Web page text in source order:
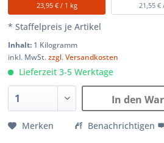
23,95 € / 1 kg 21,55 €
* Staffelpreis je Artikel
Inhalt: 1 Kilogramm
inkl. MwSt.zzgl. Versandkosten
Lieferzeit 3-5 Werktage
In den
Merken Benachrichtigen